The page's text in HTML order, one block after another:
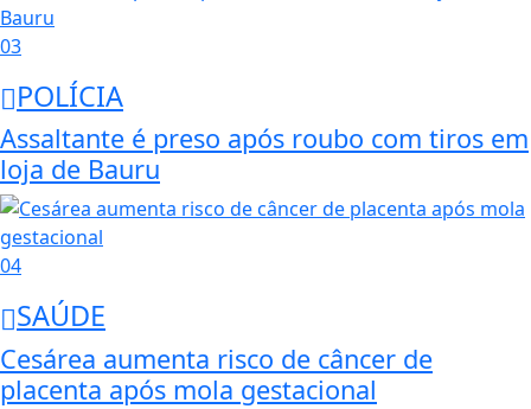
03
POLÍCIA
Assaltante é preso após roubo com tiros em
loja de Bauru
04
SAÚDE
Cesárea aumenta risco de câncer de
placenta após mola gestacional